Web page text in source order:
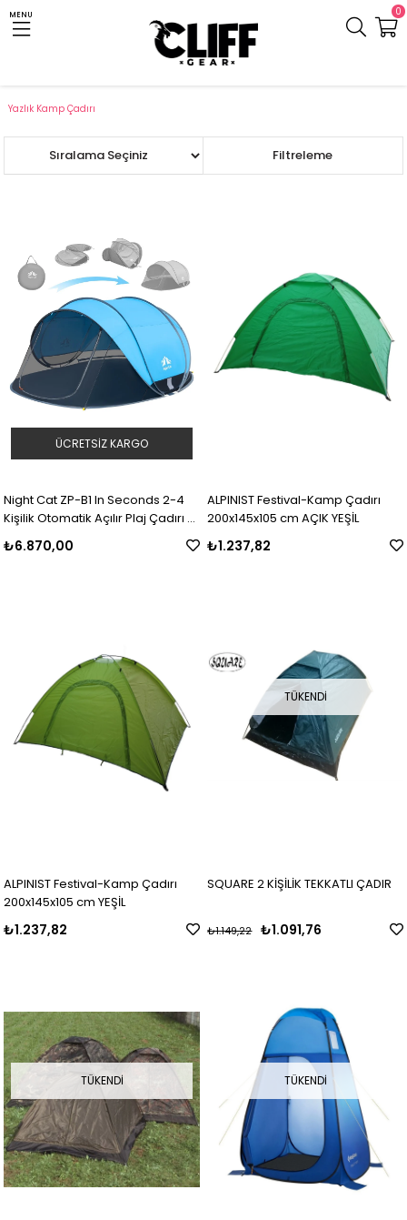
MENU 0
Yazlık Kamp Çadırı
Filtreleme
Sıralama
Night Cat ZP-B1 In Seconds 2-4
Kişilik Otomatik Açılır Plaj Çadırı -
₺6.870,00
ÜCRETSIZ KARGO
ALPINIST Festival-Kamp Çadırı
200x145x105 cm AÇIK YEŞİL
₺1.237,82
ALPINIST Festival-Kamp Çadırı
200x145x105 cm YEŞİL
₺1.237,82
TÜKENDI
SQUARE 2 KİŞİLİK TEKKATLI ÇADIR
₺1.091,76
₺1.149,22
TÜKENDI TÜKENDI